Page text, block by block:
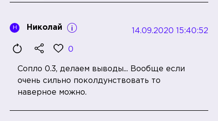
Н Николай 14.09.2020 15:40:52
0
Сопло 0.3, делаем выводы... Вообще если
очень сильно поколдунствовать то
наверное можно.